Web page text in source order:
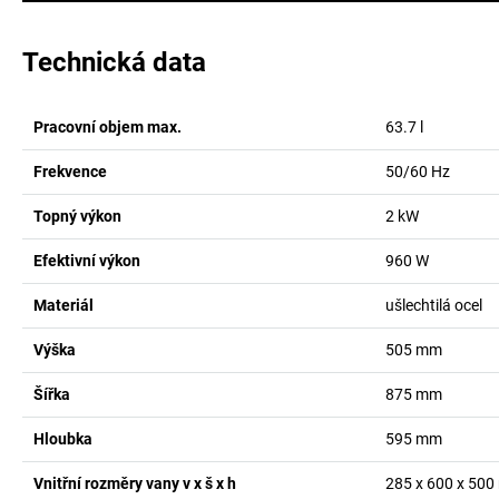
Technická data
Pracovní objem max. 63.7
Frekvence 50/60 Hz
Topný výkon 2 kW
Efektivní výkon 960 W
Materiál ušlechtilá ocel
Výška 505 mm
Šířka 875 mm
Hloubka 595 mm
Vnitřní rozměry vany v x š x h 285 x 600 x 500